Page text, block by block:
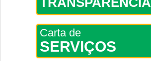
Carta de
SERVIÇOS